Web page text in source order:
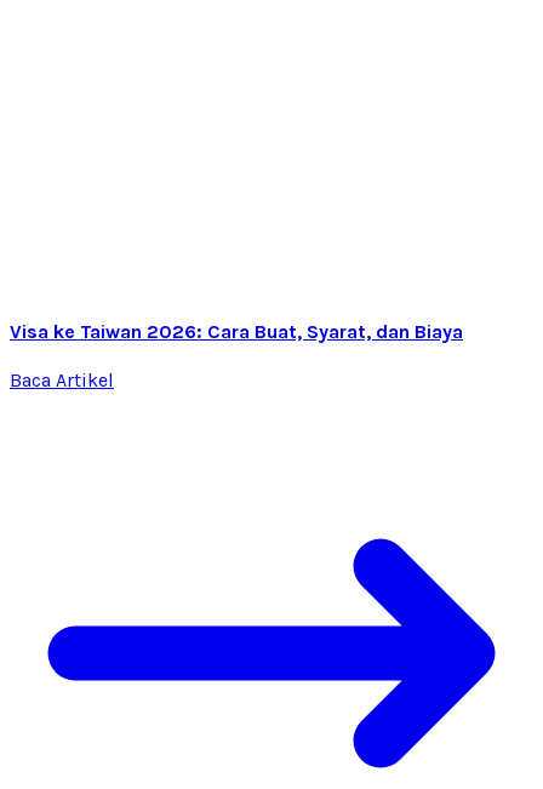
Visa ke Taiwan 2026: Cara Buat, Syarat, dan Biaya
Baca Artikel